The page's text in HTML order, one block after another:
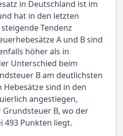
in Deutschland ist im
hat in den letzten
Tendenz
A und B sind
höher als in
Unterschied beim
B am deutlichsten
sind in den
angestiegen,
B, wo der
493 Punkten liegt.